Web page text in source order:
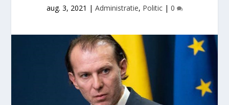
aug. 3, 2021 | Administratie, Politic| 0